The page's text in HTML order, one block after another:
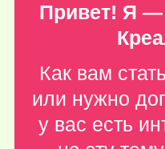
Привет! Я —
Как вам
или нужно
у вас есть